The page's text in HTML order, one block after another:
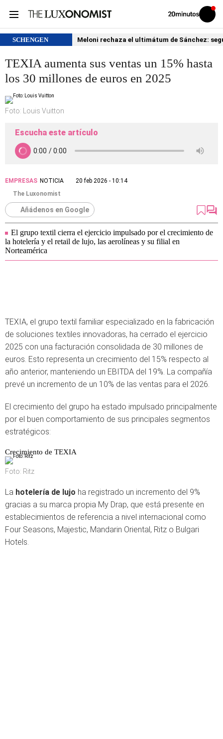
Volver
Iniciar
sesión
SCHENGEN Meloni rechaza el ultimátum de Sánchez:
TEXIA aumenta sus ventas un 15% hasta
los 30 millones de euros en 2025
Foto: Louis Vuitton
Escucha este artículo
EMPRESAS NOTICIA
20 feb 2026 - 10:14
The Luxonomist
Añádenos en Google
El grupo textil cierra el ejercicio impulsado por el crecimiento de
la hotelería y el retail de lujo, las aerolíneas y su filial en
Norteamérica
TEXIA, el grupo textil familiar especializado en la fabricación
de soluciones textiles innovadoras, ha cerrado el ejercicio
2025 con una facturación consolidada de 30 millones de
euros. Esto representa un crecimiento del 15% respecto al
año anterior, manteniendo un EBITDA del 19%. La compañía
prevé un incremento de un 10% de las ventas para el 2026.
El crecimiento del grupo ha estado impulsado principalmente
por el buen comportamiento de sus principales segmentos
estratégicos:
Crecimiento de TEXIA
Foto: Ritz
La hotelería de lujo ha registrado un incremento del 9%
gracias a su marca propia My Drap, que está presente en
establecimientos de referencia a nivel internacional como
Four Seasons, Majestic, Mandarin Oriental, Ritz o Bulgari
Hotels.